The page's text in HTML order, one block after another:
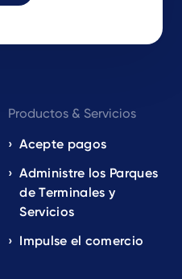
Productos & Servicios
Acepte pagos
Administre los Parques
de Terminales y
Servicios
Impulse el comercio